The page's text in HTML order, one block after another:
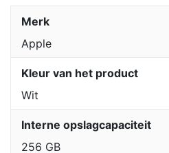
Merk
Apple
Kleur van het product
Wit
Interne opslagcapaciteit
256 GB